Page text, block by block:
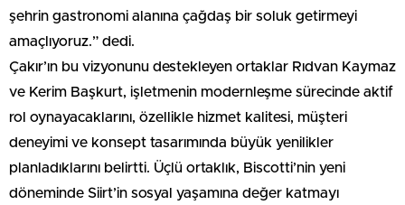
şehrin gastronomi alanına çağdaş bir soluk getirmeyi
amaçlıyoruz.” dedi.
Çakır’ın bu vizyonunu destekleyen ortaklar Rıdvan Kaymaz
ve Kerim Başkurt, işletmenin modernleşme sürecinde aktif
rol oynayacaklarını, özellikle hizmet kalitesi, müşteri
deneyimi ve konsept tasarımında büyük yenilikler
planladıklarını belirtti. Üçlü ortaklık, Biscotti’nin yeni
döneminde Siirt’in sosyal yaşamına değer katmayı